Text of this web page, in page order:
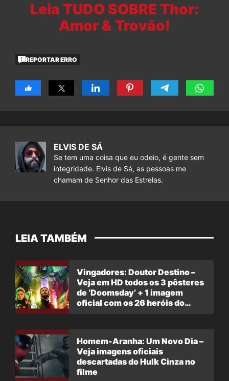
Leia TUDO SOBRE Thor:
Amor & Trovão!
REPORTAR ERRO
ELVIS DE SÁ
Se tem uma coisa que eu odeio, é gente sem
integridade. Elvis de Sá, as pessoas me
chamam de Senhor das Estrelas.
LEIA TAMBÉM
Vingadores: Doutor Destino –
Veja em HD todos os 3 pôsteres
de ‘Doomsday’ + 1 imagem
oficial com os 26 heróis do
Homem-Aranha: Um Novo Dia –
Veja imagens oficiais
descartadas do Hulk Cinza no
filme